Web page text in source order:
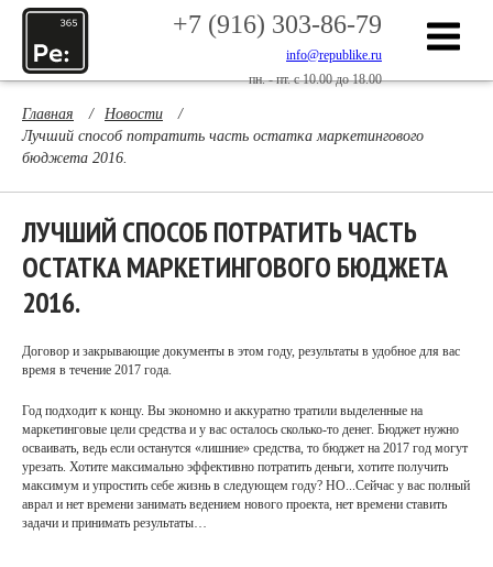
+7 (916) 303-86-79
info@republike.ru
пн. - пт. с 10.00 до 18.00
Главная / Новости
/
Лучший способ потратить часть остатка маркетингового
бюджета 2016.
ЛУЧШИЙ СПОСОБ ПОТРАТИТЬ ЧАСТЬ
ОСТАТКА МАРКЕТИНГОВОГО БЮДЖЕТА
2016.
Договор и закрывающие документы в этом году, результаты в удобное для вас
время в течение 2017 года.
Год подходит к концу. Вы экономно и аккуратно тратили выделенные на
маркетинговые цели средства и у вас осталось сколько-то денег. Бюджет нужно
осваивать, ведь если останутся «лишние» средства, то бюджет на 2017 год могут
урезать. Хотите максимально эффективно потратить деньги, хотите получить
максимум и упростить себе жизнь в следующем году? НО...Сейчас у вас полный
аврал и нет времени занимать ведением нового проекта, нет времени ставить
задачи и принимать результаты…